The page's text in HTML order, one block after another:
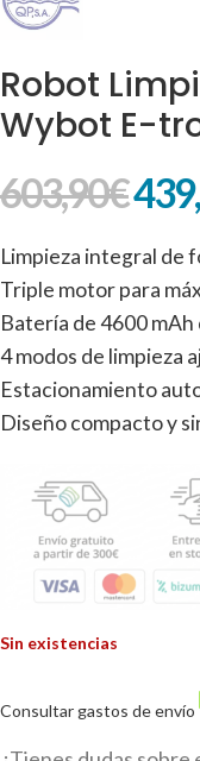
Robot
Wybot E-
603,90€
Limpieza integral de
Triple motor para
Batería de 4600
4 modos de limpieza
Estacionamiento
Diseño compacto y
Sin existencias
Consultar gastos de envío